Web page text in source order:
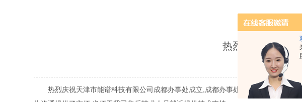
热烈庆祝天津市
更新
热烈庆祝天津市能谱科技有限公司成都办事处成立,成都办事处将有利扩大公司的